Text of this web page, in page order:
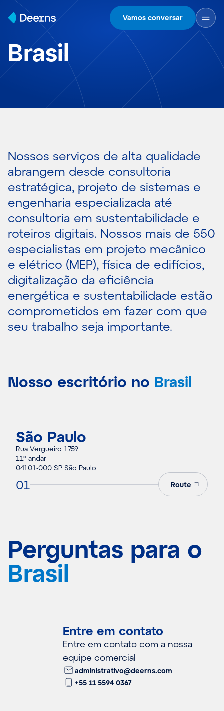
Skip to content
Vamos conversar
Brasil
Nossos serviços de alta qualidade
abrangem desde consultoria
estratégica, projeto de sistemas e
engenharia especializada até
consultoria em sustentabilidade e
roteiros digitais. Nossos mais de 550
especialistas em projeto mecânico
e elétrico (MEP), física de edifícios,
digitalização da eficiência
energética e sustentabilidade estão
comprometidos em fazer com que
seu trabalho seja importante.
Nosso escritório no Brasil
São Paulo
Rua Vergueiro 1759
11º andar
04101-000 SP São Paulo
01 Route
Perguntas para o
Brasil
Entre em contato
Entre em contato com a nossa
equipe comercial
administrativo@deerns.com
+55 11 5594 0367